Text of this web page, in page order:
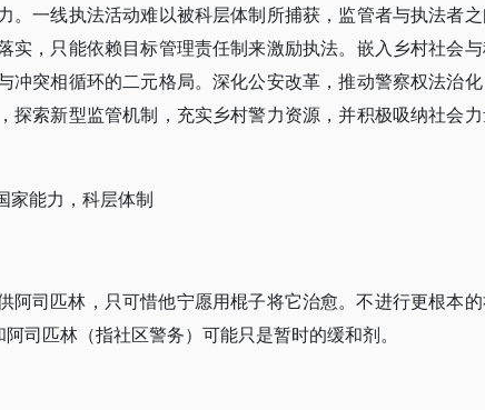
。一线执法活动难以被科层体制所捕获，监管者与执法者
实，只能依赖目标管理责任制来激励执法。嵌入乡村社会
冲突相循环的二元格局。深化公安改革，推动警察权法治
探索新型监管机制，充实乡村警力资源，并积极吸纳社会
家能力，科层体制
阿司匹林，只可惜他宁愿用棍子将它治愈。不进行更根本
司匹林（指社区警务）可能只是暂时的缓和剂。